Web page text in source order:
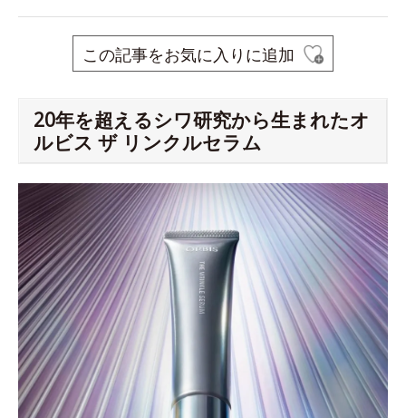
この記事をお気に入りに追加
20年を超えるシワ研究から生まれたオ
ルビス ザ リンクルセラム